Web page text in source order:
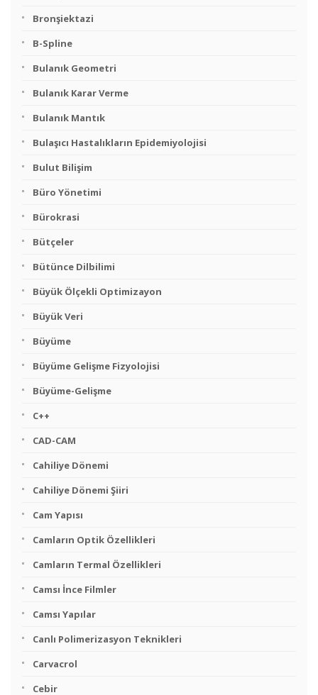
Bronşiektazi
B-Spline
Bulanık Geometri
Bulanık Karar Verme
Bulanık Mantık
Bulaşıcı Hastalıkların Epidemiyolojisi
Bulut Bilişim
Büro Yönetimi
Bürokrasi
Bütçeler
Bütünce Dilbilimi
Büyük Ölçekli Optimizayon
Büyük Veri
Büyüme
Büyüme Gelişme Fizyolojisi
Büyüme-Gelişme
C++
CAD-CAM
Cahiliye Dönemi
Cahiliye Dönemi Şiiri
Cam Yapısı
Camların Optik Özellikleri
Camların Termal Özellikleri
Camsı İnce Filmler
Camsı Yapılar
Canlı Polimerizasyon Teknikleri
Carvacrol
Cebir